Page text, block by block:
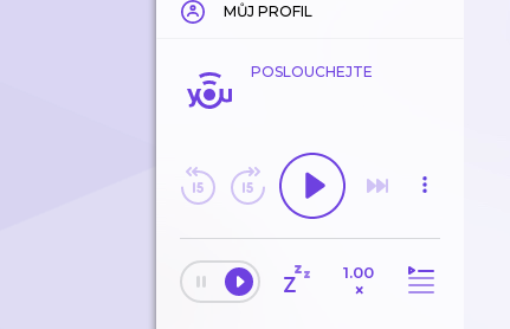
MŮJ PROFIL
POSLOUCHEJTE
1.00
×